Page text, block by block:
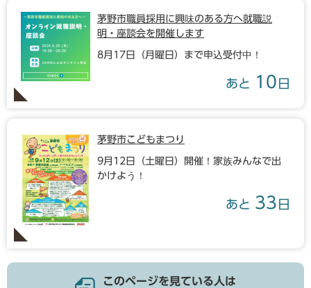
茅野市職員採用に興味のある方へ就職説
明・座談会を開催します
8月17日（月曜日）まで申込受付中！
あと 10 日
茅野市こどもまつり
9月12日（土曜日）開催！家族みんなで出
かけよう！
あと 33 日
このページを見ている人は